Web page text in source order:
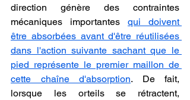
direction génère des contraintes
mécaniques importantes qui doivent
être absorbées avant d'être réutilisées
dans l'action suivante sachant que le
pied représente le premier maillon de
cette chaîne d'absorption. De fait,
lorsque les orteils se rétractent,